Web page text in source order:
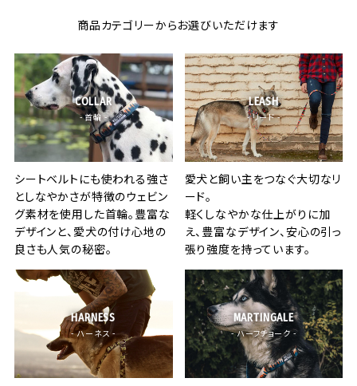
商品カテゴリーからお選びいただけます
COLLAR
- 首輪 -
シートベルトにも使われる強さ
としなやかさが特徴のウェビン
グ素材を使用した首輪。豊富な
デザインと、愛犬の付け心地の
良さも人気の秘密。
LEASH
- リード -
愛犬と飼い主をつなぐ大切なリ
ード。
軽くしなやかな仕上がりに加
え、豊富なデザイン、安心の引っ
張り強度を持っています。
HARNESS
- ハーネス -
MARTINGALE
- ハーフチョーク -